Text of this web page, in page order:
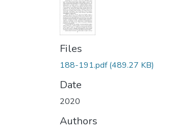
Files
188-191.pdf(489.27 KB)
Date
2020
Authors